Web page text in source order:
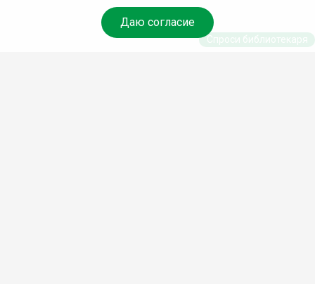
Даю согласие
Спроси библиотекаря